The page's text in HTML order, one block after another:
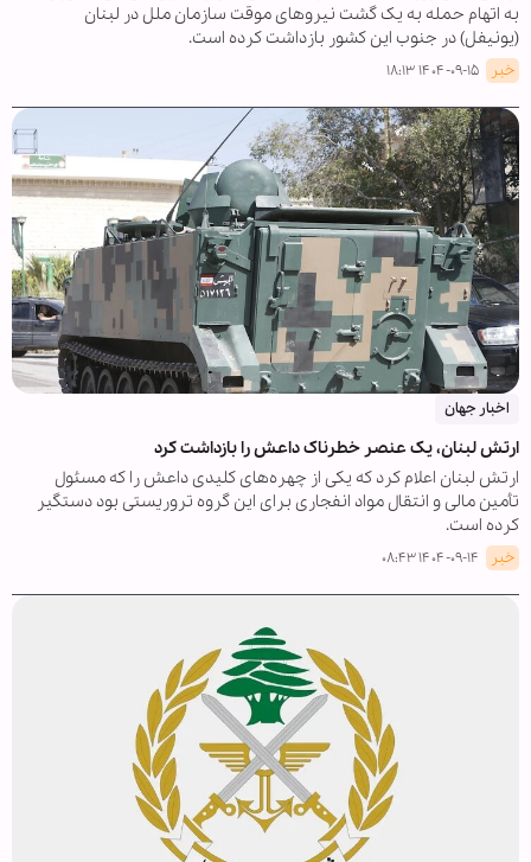
به اتهام حمله به یک گشت نیروهای موقت سازمان ملل در لبنان
(یونیفل) در جنوب این کشور بازداشت کرده است.
خبر ۱۴۰۴-۰۹-۱۵ ۱۸:۱۳
اخبار جهان
ارتش لبنان، یک عنصر خطرناک داعش را بازداشت کرد
ارتش لبنان اعلام کرد که یکی از چهره‌های کلیدی داعش را که مسئول
تأمین مالی و انتقال مواد انفجاری برای این گروه تروریستی بود دستگیر
کرده است.
خبر ۱۴۰۴-۰۹-۱۴ ۰۸:۴۳